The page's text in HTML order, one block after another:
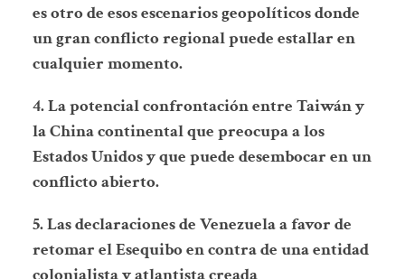
es otro de esos escenarios geopolíticos donde
un gran conflicto regional puede estallar en
cualquier momento.
4. La potencial confrontación entre Taiwán y
la China continental que preocupa a los
Estados Unidos y que puede desembocar en un
conflicto abierto.
5. Las declaraciones de Venezuela a favor de
retomar el Esequibo en contra de una entidad